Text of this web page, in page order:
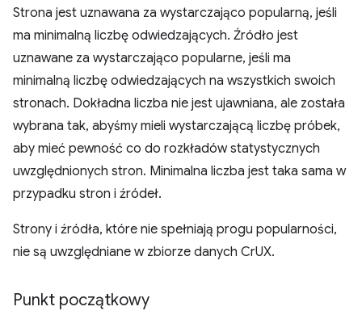
Strona jest uznawana za wystarczająco popularną, jeśli
ma minimalną liczbę odwiedzających. Źródło jest
uznawane za wystarczająco popularne, jeśli ma
minimalną liczbę odwiedzających na wszystkich swoich
stronach. Dokładna liczba nie jest ujawniana, ale została
wybrana tak, abyśmy mieli wystarczającą liczbę próbek,
aby mieć pewność co do rozkładów statystycznych
uwzględnionych stron. Minimalna liczba jest taka sama w
przypadku stron i źródeł.
Strony i źródła, które nie spełniają progu popularności,
nie są uwzględniane w zbiorze danych CrUX.
Punkt początkowy